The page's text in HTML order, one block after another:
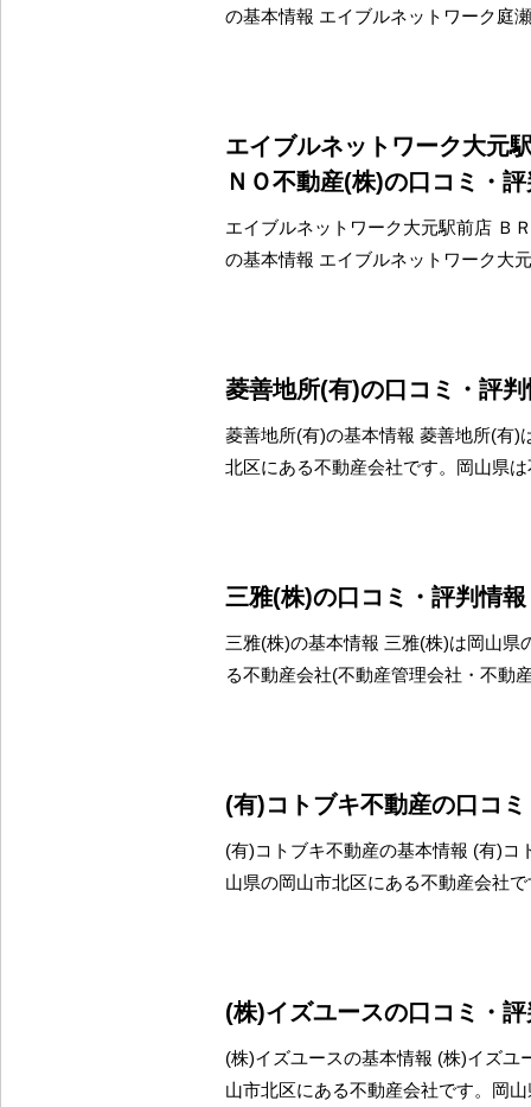
の基本情報 エイブルネットワーク庭
エイブルネットワーク大元
ＮＯ不動産(株)の口コミ・
エイブルネットワーク大元駅前店 Ｂ
の基本情報 エイブルネットワーク大
菱善地所(有)の口コミ・評
菱善地所(有)の基本情報 菱善地所(有)
北区にある不動産会社です。岡山県
三雅(株)の口コミ・評判情報
三雅(株)の基本情報 三雅(株)は岡山県
る不動産会社(不動産管理会社・不動
(有)コトブキ不動産の口コ
(有)コトブキ不動産の基本情報 (有)コ
山県の岡山市北区にある不動産会社
(株)イズユースの口コミ・
(株)イズユースの基本情報 (株)イズユ
山市北区にある不動産会社です。岡